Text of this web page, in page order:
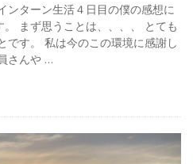
ンターン生活４日目の僕の感想に
まず思うことは、、、、 とても
です。 私は今のこの環境に感謝し
さんや …